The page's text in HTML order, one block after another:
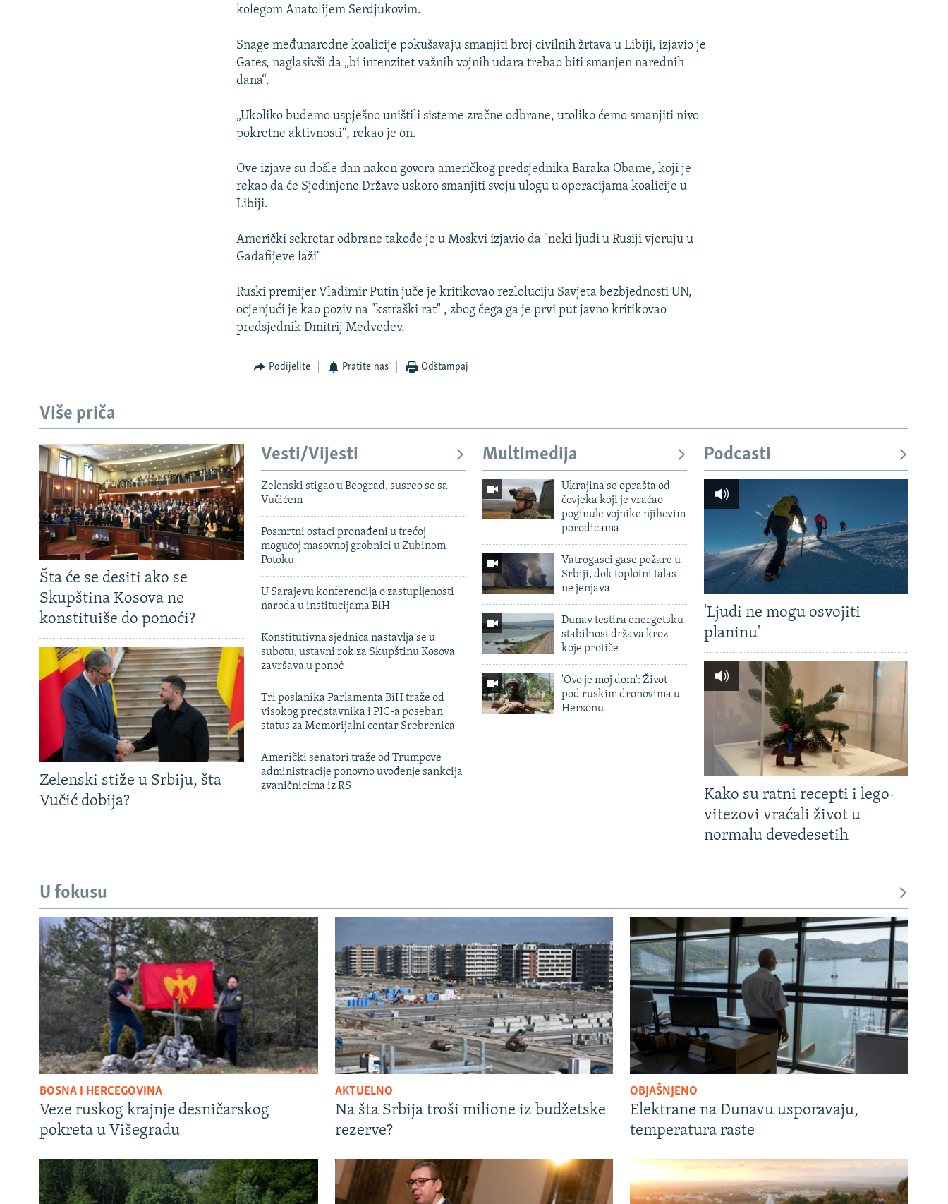
kolegom Anatolijem Serdjukovim.
Snage međunarodne koalicije pokušavaju smanjiti broj civilnih žrtava u Libiji, izjavio je
Gates, naglasivši da „bi intenzitet važnih vojnih udara trebao biti smanjen narednih
dana“.
„Ukoliko budemo uspješno uništili sisteme zračne odbrane, utoliko ćemo smanjiti nivo
pokretne aktivnosti“, rekao je on.
Ove izjave su došle dan nakon govora američkog predsjednika Baraka Obame, koji je
rekao da će Sjedinjene Države uskoro smanjiti svoju ulogu u operacijama koalicije u
Libiji.
Američki sekretar odbrane takođe je u Moskvi izjavio da "neki ljudi u Rusiji vjeruju u
Gadafijeve laži"
Ruski premijer Vladimir Putin juče je kritikovao rezloluciju Savjeta bezbjednosti UN,
ocjenjući je kao poziv na "kstraški rat" , zbog čega ga je prvi put javno kritikovao
predsjednik Dmitrij Medvedev.
Podijelite Pratite nas Odštampaj
Više priča
Šta će se desiti ako se
Skupština Kosova ne
konstituiše do ponoći?
Zelenski stiže u Srbiju, šta
Vučić dobija?
Vesti/Vijesti
Zelenski stigao u Beograd, susreo se sa
Vučićem
Posmrtni ostaci pronađeni u trećoj
mogućoj masovnoj grobnici u Zubinom
Potoku
U Sarajevu konferencija o zastupljenosti
naroda u institucijama BiH
Konstitutivna sjednica nastavlja se u
subotu, ustavni rok za Skupštinu Kosova
završava u ponoć
Tri poslanika Parlamenta BiH traže od
visokog predstavnika i PIC-a poseban
status za Memorijalni centar Srebrenica
Američki senatori traže od Trumpove
administracije ponovno uvođenje sankcija
zvaničnicima iz RS
Multimedija
Ukrajina se oprašta od
čovjeka koji je vraćao
poginule vojnike njihovim
porodicama
Vatrogasci gase požare u
Srbiji, dok toplotni talas
ne jenjava
Dunav testira energetsku
stabilnost država kroz
koje protiče
'Ovo je moj dom': Život
pod ruskim dronovima u
Hersonu
Podcasti
'Ljudi ne mogu osvojiti
planinu'
Kako su ratni recepti i lego-
vitezovi vraćali život u
normalu devedesetih
U fokusu
BOSNA I HERCEGOVINA
Veze ruskog krajnje desničarskog
pokreta u Višegradu
AKTUELNO
Na šta Srbija troši milione iz budžetske
rezerve?
OBJAŠNJENO
Elektrane na Dunavu usporavaju,
temperatura raste